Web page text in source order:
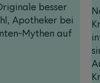
besser
Apotheker bei
Mythen auf